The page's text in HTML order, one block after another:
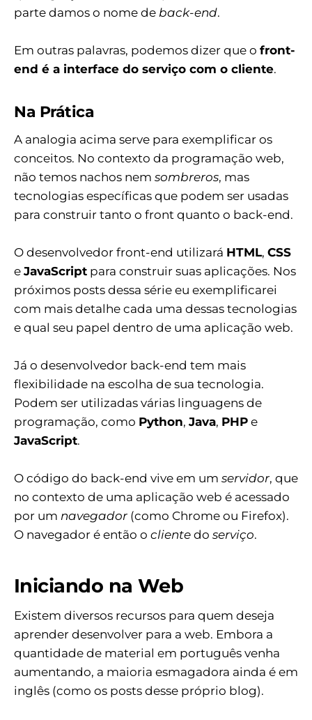
parte damos o nome de back-end.
Em outras palavras, podemos dizer que o front-
end é a interface do serviço com o cliente.
Na Prática
A analogia acima serve para exemplificar os
conceitos. No contexto da programação web,
não temos nachos nem sombreros, mas
tecnologias específicas que podem ser usadas
para construir tanto o front quanto o back-end.
O desenvolvedor front-end utilizará HTML, CSS
e JavaScript para construir suas aplicações. Nos
próximos posts dessa série eu exemplificarei
com mais detalhe cada uma dessas tecnologias
e qual seu papel dentro de uma aplicação web.
Já o desenvolvedor back-end tem mais
flexibilidade na escolha de sua tecnologia.
Podem ser utilizadas várias linguagens de
programação, como Python, Java, PHP e
JavaScript.
O código do back-end vive em um servidor, que
no contexto de uma aplicação web é acessado
por um navegador (como Chrome ou Firefox).
O navegador é então o cliente do serviço.
Iniciando na Web
Existem diversos recursos para quem deseja
aprender desenvolver para a web. Embora a
quantidade de material em português venha
aumentando, a maioria esmagadora ainda é em
inglês (como os posts desse próprio blog).